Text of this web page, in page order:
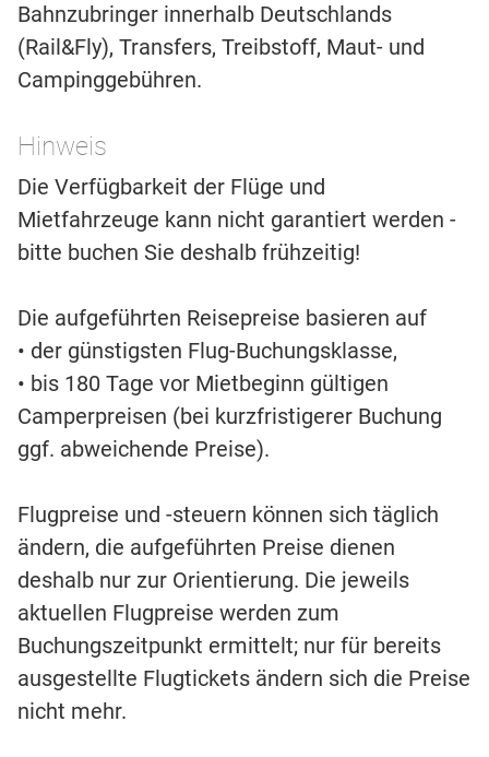
Bahnzubringer innerhalb Deutschlands
(Rail&Fly), Transfers, Treibstoff, Maut- und
Campinggebühren.
Hinweis
Die Verfügbarkeit der Flüge und
Mietfahrzeuge kann nicht garantiert werden -
bitte buchen Sie deshalb frühzeitig!
Die aufgeführten Reisepreise basieren auf
• der günstigsten Flug-Buchungsklasse,
• bis 180 Tage vor Mietbeginn gültigen
Camperpreisen (bei kurzfristigerer Buchung
ggf. abweichende Preise).
Flugpreise und -steuern können sich täglich
ändern, die aufgeführten Preise dienen
deshalb nur zur Orientierung. Die jeweils
aktuellen Flugpreise werden zum
Buchungszeitpunkt ermittelt; nur für bereits
ausgestellte Flugtickets ändern sich die Preise
nicht mehr.